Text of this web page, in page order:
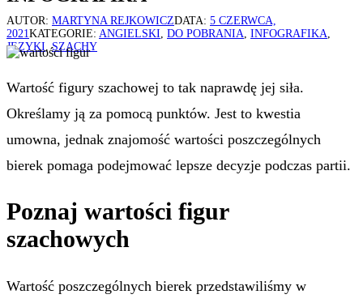
AUTOR: MARTYNA REJKOWICZDATA: 5 CZERWCA,
2021KATEGORIE: ANGIELSKI DO POBRANIA INFOGRAFIKA
JĘZYKI ,SZACHY
Wartość figury szachowej to tak naprawdę jej siła.
Określamy ją za pomocą punktów. Jest to kwestia
umowna, jednak znajomość wartości poszczególnych
bierek pomaga podejmować lepsze decyzje podczas partii.
Poznaj wartości figur
szachowych
Wartość poszczególnych bierek przedstawiliśmy w